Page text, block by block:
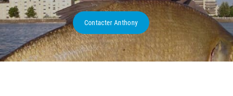
Contacter Anthony